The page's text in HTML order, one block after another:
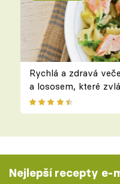
Rychlá a zdravá
a lososem, které
Nejlepší recepty e-